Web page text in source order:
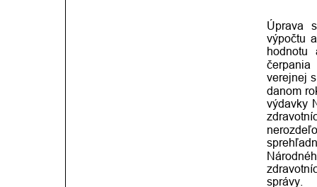
Úprava
výpočtu a
hodnotu
čerpania
verejnej
danom
výdavky
správy.